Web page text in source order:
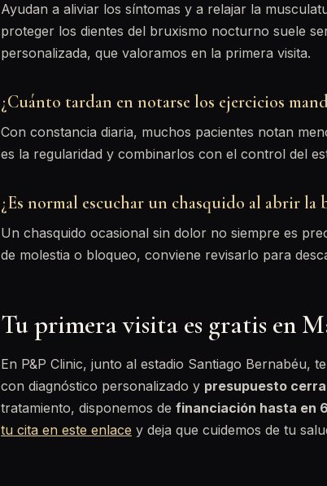
Ayudan a aliviar los síntomas y a relajar la
proteger los dientes del bruxismo nocturno suele
personalizada, que valoramos en la primera visita.
¿Cuánto tardan en notarse los ejercicios
Con constancia diaria, muchos pacientes notan
es la regularidad y combinarlos con el control del
¿Es normal escuchar un chasquido al abrir la
Un chasquido ocasional sin dolor no siempre es
de molestia o bloqueo, conviene revisarlo para
Tu primera visita es gratis en
En P&P Clinic, junto al estadio Santiago Bernabéu,
con diagnóstico personalizado y presupuesto
tratamiento, disponemos de financiación hasta en
tu cita en este enlace y deja que cuidemos de tu